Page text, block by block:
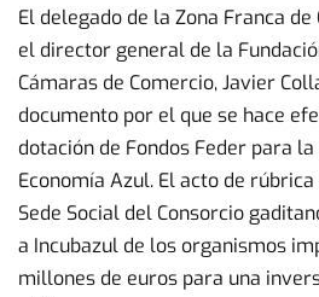
El delegado de la Zona Franca de
el director general de la
Cámaras de Comercio, Javier
documento por el que se hace
dotación de Fondos Feder para
Economía Azul. El acto de
Sede Social del Consorcio
a Incubazul de los organismos
millones de euros para una